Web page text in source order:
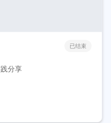
已结束
分享